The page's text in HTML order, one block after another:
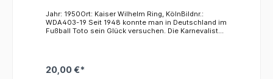
Jahr: 1950Ort: Kaiser Wilhelm Ring, KölnBildnr.:
WDA403-19 Seit 1948 konnte man in Deutschland im
Fußball Toto sein Glück versuchen. Die Karnevalisten
auf den Seitenwänden des Wagens die Auswüchse
des Fußballsport zeigen. Der Persiflagewagen fährt
20,00 €*